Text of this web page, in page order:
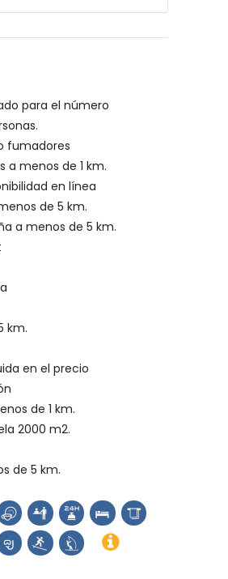
Blanca
de la casa)
ruina (Molinos de
(Pueblo de Xàbia,
del alojamiento)
ciclismo, escalada,
de la villa)
para el número
fumadores
a menos de 1 km.
en línea
de 5 km.
a menos de 5 km.
km.
en el precio
de 1 km.
2000 m2.
de 5 km.